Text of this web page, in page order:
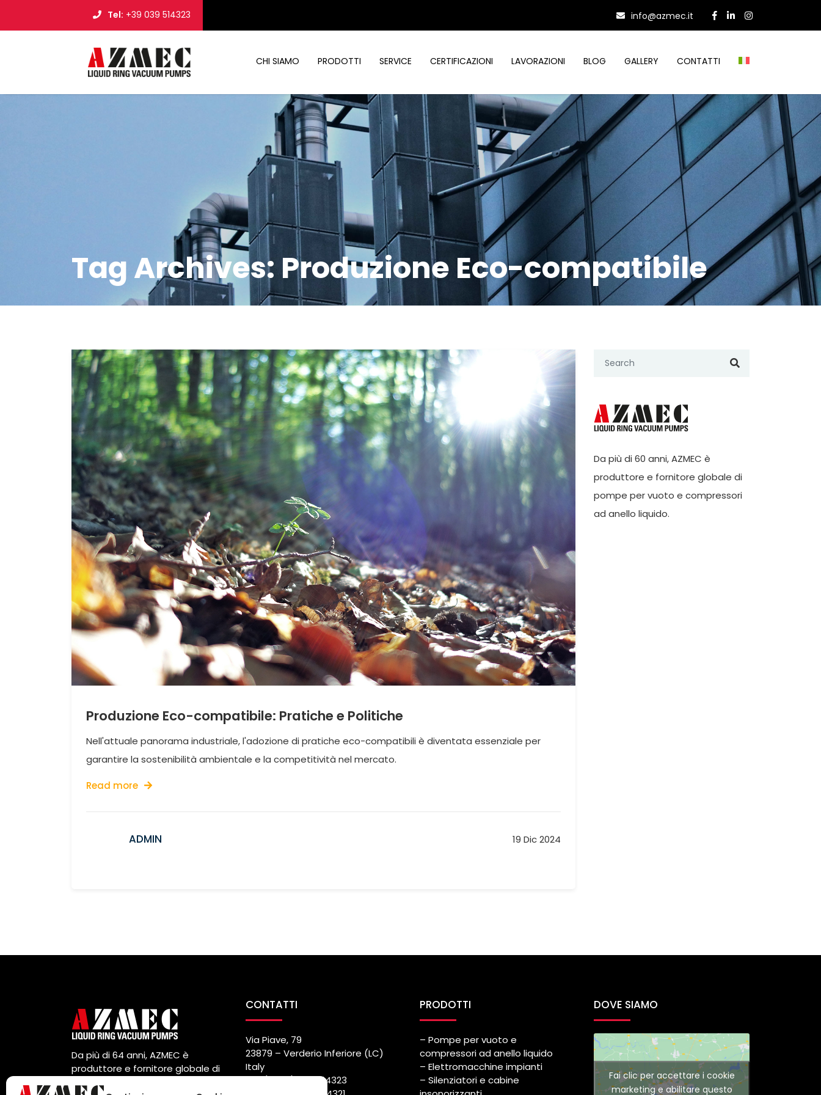
Tel: +39 039 514323 info@azmec.it
CHI SIAMO PRODOTTI SERVICE CERTIFICAZIONI LAVORAZIONI BLOG GALLERY CONTATTI
Tag Archives: Produzione Eco-compatibile
Produzione Eco-compatibile: Pratiche e Politiche
Nell'attuale panorama industriale, l'adozione di pratiche eco-compatibili è diventata essenziale per
garantire la sostenibilità ambientale e la competitività nel mercato.
Read more
ADMIN 19 Dic 2024
Da più di 60 anni,AZMEC è
produttore e fornitore globale di
pompe per vuoto e compressori
ad anello liquido.
Da più di 64 anni, AZMEC è
produttore e fornitore globale di
CONTATTI
Via Piave, 79
23879 – Verderio Inferiore (LC)
Italy
Tel. (++39) 039.514323
PRODOTTI
– Pompe per vuoto e
compressori ad anello liquido
– Elettromacchine impianti
– Silenziatori e cabine
DOVE SIAMO
Fai clic per accettare i cookie
marketing e abilitare questo